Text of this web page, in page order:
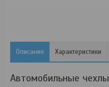
Описание Характеристики
Автомобильные